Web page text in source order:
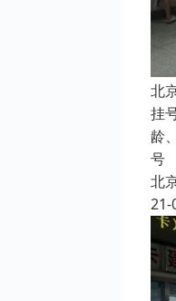
北
挂
龄
号
北
21-